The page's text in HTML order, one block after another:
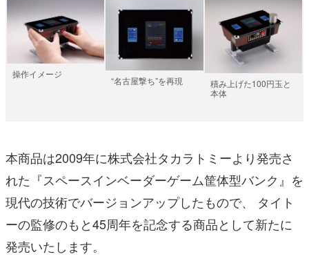
操作イメージ
“名古屋撃ち”を再現
積み上げた100円玉と
本体
本商品は2009年に株式会社タカラトミーより発売さ
れた『スペースインベーダーゲーム筐体型バンク』を
現代の技術でバージョンアップしたもので、 タイト
ーの監修のもと45周年を記念する商品として新たに
発売いたします。